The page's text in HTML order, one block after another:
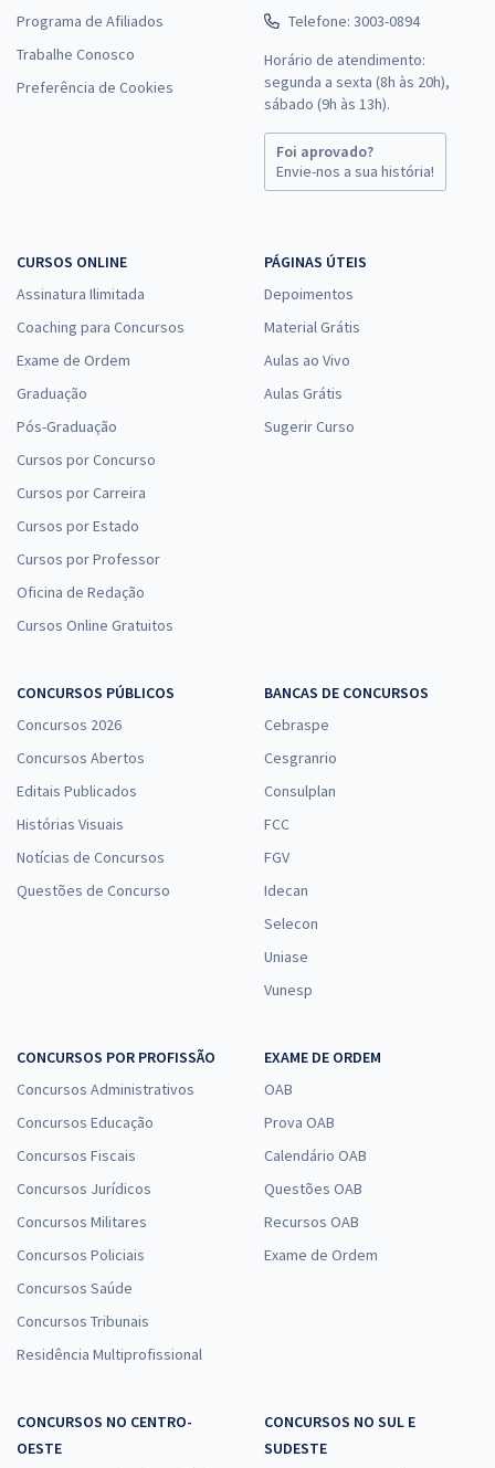
Programa de Afiliados
Trabalhe Conosco
Preferência de Cookies
Telefone: 3003-0894
Horário de atendimento:
segunda a sexta (8h às 20h),
sábado (9h às 13h).
Foi aprovado?
Envie-nos a sua história!
CURSOS ONLINE
Assinatura Ilimitada
Coaching para Concursos
Exame de Ordem
Graduação
Pós-Graduação
Cursos por Concurso
Cursos por Carreira
Cursos por Estado
Cursos por Professor
Oficina de Redação
Cursos Online Gratuitos
PÁGINAS ÚTEIS
Depoimentos
Material Grátis
Aulas ao Vivo
Aulas Grátis
Sugerir Curso
CONCURSOS PÚBLICOS
Concursos 2026
Concursos Abertos
Editais Publicados
Histórias Visuais
Notícias de Concursos
Questões de Concurso
BANCAS DE CONCURSOS
Cebraspe
Cesgranrio
Consulplan
FCC
FGV
Idecan
Selecon
Uniase
Vunesp
CONCURSOS POR PROFISSÃO
Concursos Administrativos
Concursos Educação
Concursos Fiscais
Concursos Jurídicos
Concursos Militares
Concursos Policiais
Concursos Saúde
Concursos Tribunais
Residência Multiprofissional
EXAME DE ORDEM
OAB
Prova OAB
Calendário OAB
Questões OAB
Recursos OAB
Exame de Ordem
CONCURSOS NO CENTRO-
OESTE
CONCURSOS NO SUL E
SUDESTE